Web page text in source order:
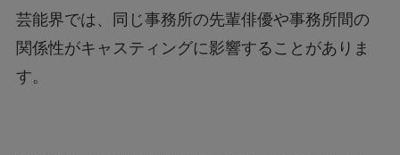
芸能界では、同じ事務所の先輩俳優や事務所間の
関係性がキャスティングに影響することがありま
す。